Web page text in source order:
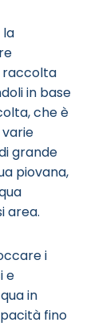
la
in base
che è
grande
piovana,
area.
i
e
in
fino